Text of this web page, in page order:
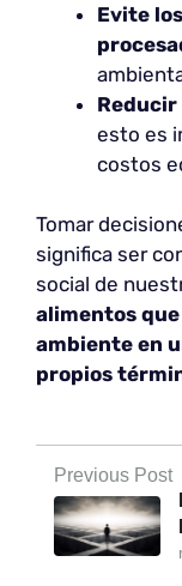
Evite
esto es
costos
Tomar
significa ser
social de
alimentos
ambiente en
propios
Previous Post